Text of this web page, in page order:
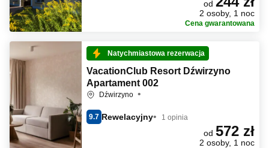
od
2 osoby, 1 noc
Cena gwarantowana
Natychmiastowa rezerwacja
VacationClub Resort Dźwirzyno
Apartament 002
Dźwirzyno
9.7 Rewelacyjny 1 opinia
od 572 zł
2 osoby, 1 noc